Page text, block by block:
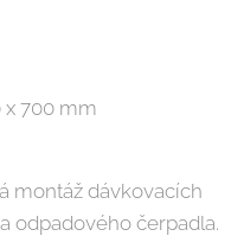
x 700 mm
montáž dávkovacích
odpadového čerpadla.